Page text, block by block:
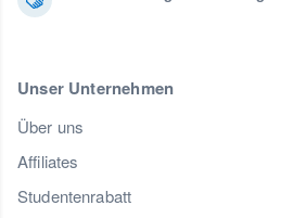
Unser Unternehmen
Über uns
Affiliates
Studentenrabatt